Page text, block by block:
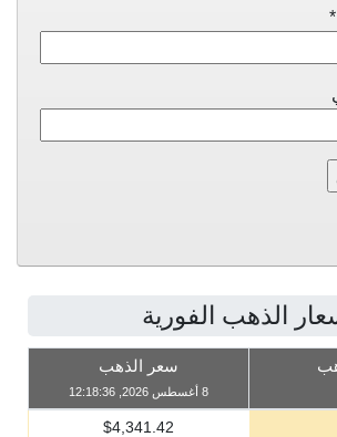
*
الذهب الفورية
سعر الذهب
8 أغسطس 2026, 12:18:36
$4,341.42